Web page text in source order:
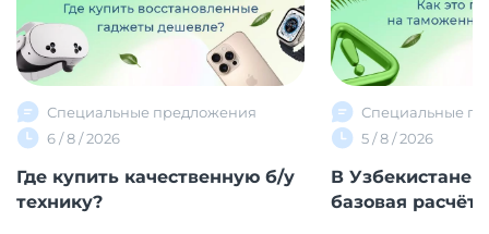
Специальные предложения
6 / 8 / 2026
Где купить качественную б/у
технику?
Специальные
5 / 8 / 2026
В Узбекистане
базовая